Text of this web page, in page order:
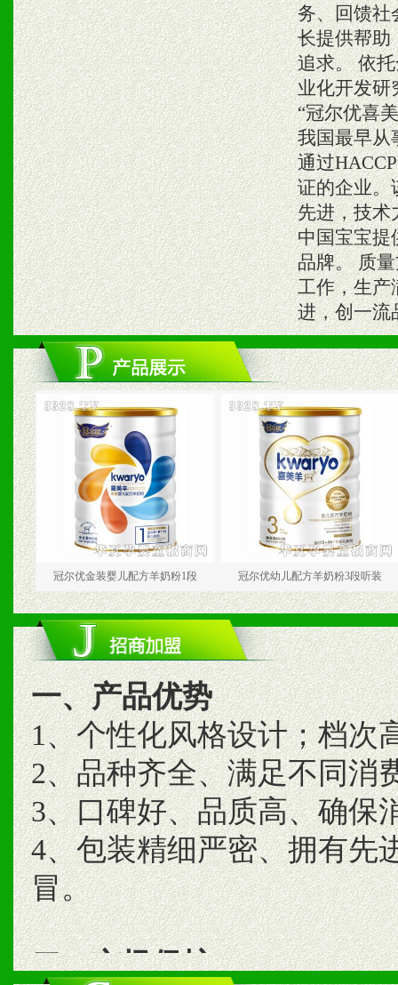
务、回馈社
长提供帮助
追求。 依
业化开发研
“冠尔优喜
我国最早从
通过
证的企业。
先进，技术
中国宝宝提
品牌。 质
工作，生产
进，创一流
冠尔优金装婴儿配方羊奶粉1段 冠尔优幼儿配方羊奶粉3段听装 冠尔
一、产品优势
1、个性化风格设计；档次
2、品种齐全、满足不同消
3、口碑好、品质高、确保
4、包装精细严密、拥有先
冒。
二、市场保护